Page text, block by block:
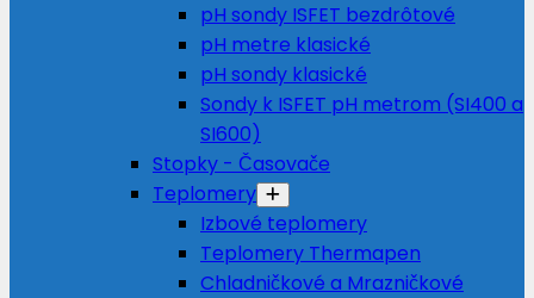
pH sondy ISFET bezdrôtové
pH metre klasické
pH sondy klasické
Sondy k ISFET pH metrom (SI400 a
SI600)
Stopky - Časovače
Teplomery
Izbové teplomery
Teplomery Thermapen
Chladničkové a Mrazničkové